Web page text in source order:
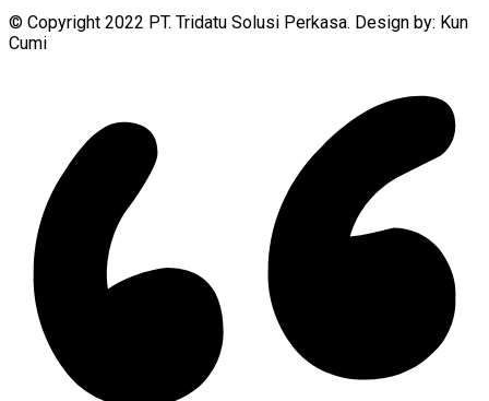
© Copyright 2022 PT. Tridatu Solusi Perkasa. Design by: Kun
Cumi